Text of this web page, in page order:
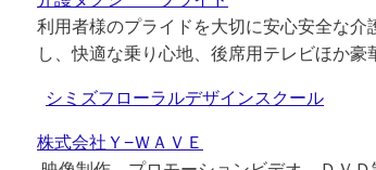
利用者様のプライドを大切に安心安全な
し、快適な乗り心地、後席用テレビほか豪
シミズフローラルデザインスクール
株式会社Ｙ−ＷＡＶＥ